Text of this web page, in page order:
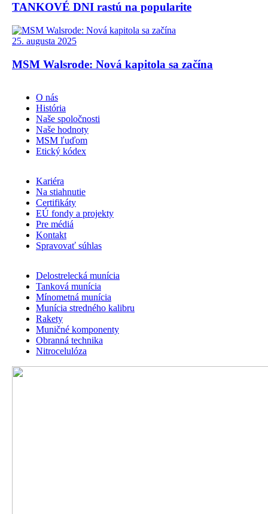
TANKOVÉ DNI rastú na popularite
25. augusta 2025
MSM Walsrode: Nová kapitola sa začína
O nás
História
Naše spoločnosti
Naše hodnoty
MSM ľuďom
Etický kódex
Kariéra
Na stiahnutie
Certifikáty
EÚ fondy a projekty
Pre médiá
Kontakt
Spravovať súhlas
Delostrelecká munícia
Tanková munícia
Mínometná munícia
Munícia stredného kalibru
Rakety
Muničné komponenty
Obranná technika
Nitrocelulóza